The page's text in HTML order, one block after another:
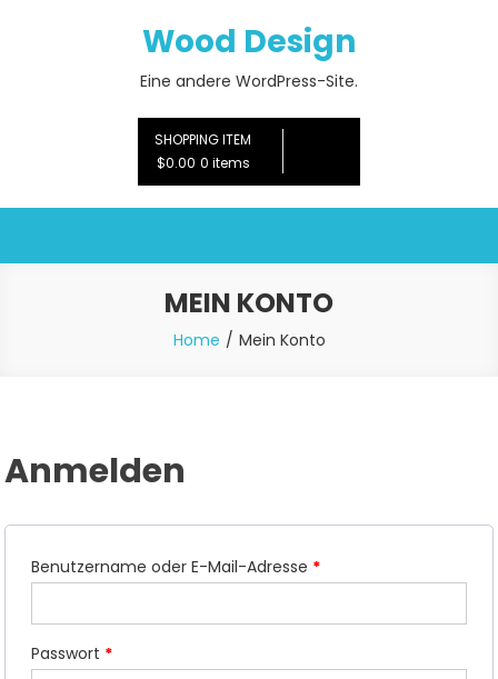
Wood Design
Eine andere WordPress-Site.
SHOPPING ITEM
$0.00 0 items
MEIN KONTO
Home Mein Konto
Anmelden
Benutzername oder E-Mail-Adresse *
Passwort *